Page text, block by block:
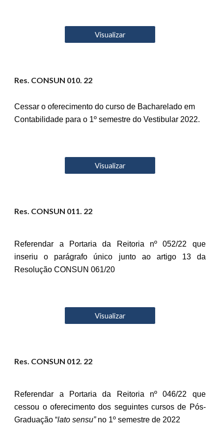
Visualizar
Res. CONSUN 010. 22
Cessar o oferecimento do curso de Bacharelado em
Contabilidade para o 1º semestre do Vestibular 2022.
Visualizar
Res. CONSUN 011. 22
Referendar a Portaria da Reitoria nº 052/22 que
inseriu o parágrafo único junto ao artigo 13 da
Resolução CONSUN 061/20
Visualizar
Res. CONSUN 012. 22
Referendar a Portaria da Reitoria nº 046/22 que
cessou o oferecimento dos seguintes cursos de Pós-
Graduação “lato sensu”no 1º semestre de 2022